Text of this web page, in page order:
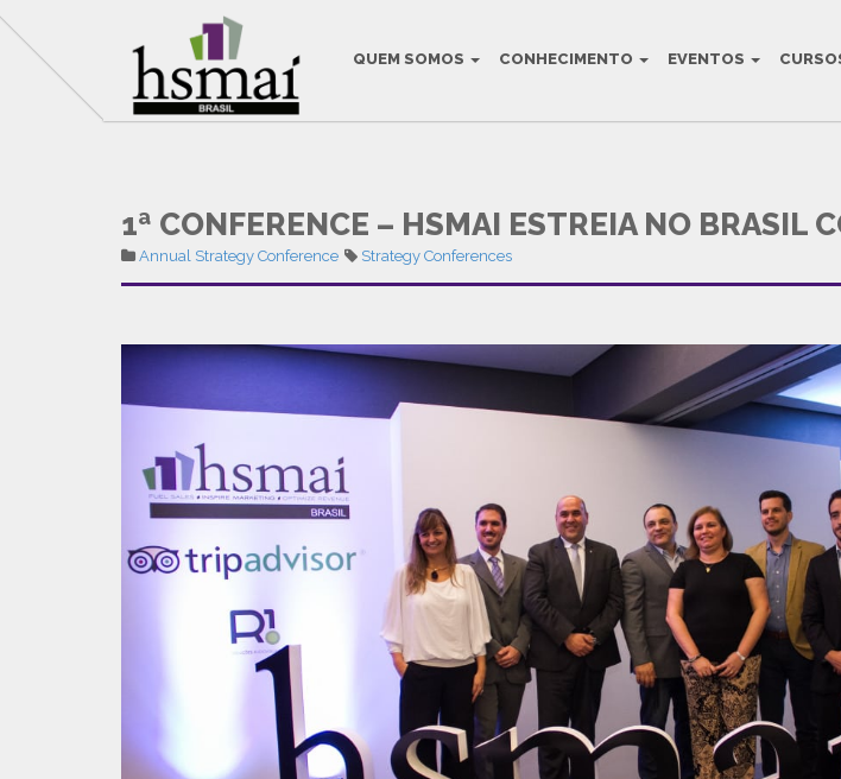
QUEM SOMOS CONHECIMENTO EVENTOS
THIS IS THE DEFAULT BLOG
1ª CONFERENCE – HSMAI ESTREIA NO BRASIL
Annual Strategy Conference Strategy Conferences